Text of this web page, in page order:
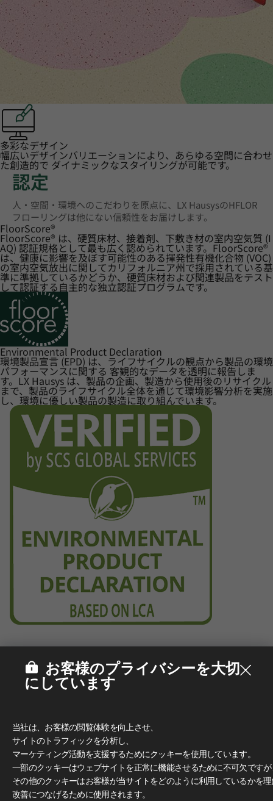
多彩なデザイン
幅広いデザインバリエーションにより、あらゆる空間に合わせ
た創造的で ダイナミックなスタイリングが可能です。
認定
人・空間・環境へのこだわりを原点に、LX HausysのHFLOR
フローリングは他にない信頼性をお届けします。
FloorScore®
FloorScore® は、硬質床材、接着剤、下敷き材の室内空気質 (I
AQ) 認証規格として最も広く認められています。FloorScore®
は、健康に影響を及ぼす可能性のある揮発性有機化合物 (VOC)
の室内空気放出に関してカリフォルニア州で採用されている基
準に準拠しているかどうか、硬質床材および関連製品をテスト
して認証する自主的な独立認証プログラムです。
Environmental Product Declaration
環境製品宣言 (EPD) は、ライフサイクルの観点から製品の環境
パフォーマンスに関する 客観的なデータを透明に報告しま
す。LX Hausys は、製品の企画、製造から使用後のリサイクル
まで、製品のライフサイクル全体を通じて環境影響分析を実施
し、環境に優しい製品の製造に取り組んでいます。
お客様のプライバシーを大切
にしています
当社は、お客様の閲覧体験を向上させ、
サイトのトラフィックを分析し、
マーケティング活動を支援するためにクッキーを使用しています。
一部のクッキーはウェブサイトを正常に機能させるために不可欠です
その他のクッキーはお客様が当サイトをどのように利用しているかを
改善につなげるために使用されます。